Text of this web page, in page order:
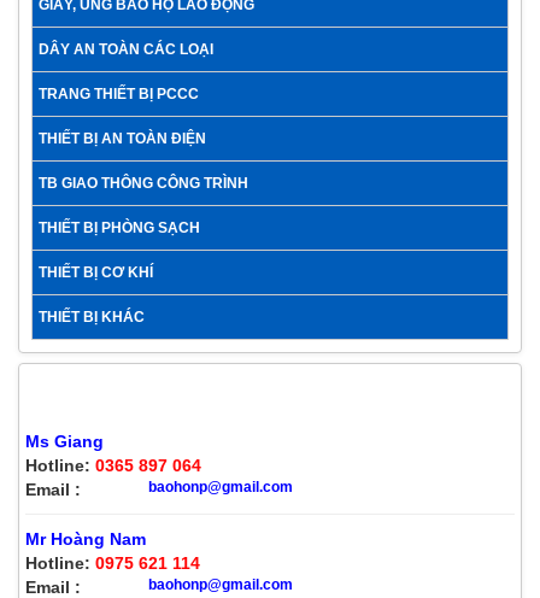
GIÀY, ỦNG BẢO HỘ LAO ĐỘNG
DÂY AN TOÀN CÁC LOẠI
TRANG THIẾT BỊ PCCC
THIẾT BỊ AN TOÀN ĐIỆN
TB GIAO THÔNG CÔNG TRÌNH
THIẾT BỊ PHÒNG SẠCH
THIẾT BỊ CƠ KHÍ
THIẾT BỊ KHÁC
Ms Giang
Hotline: 0365 897 064
Email :
baohonp@gmail.com
Mr Hoàng Nam
Hotline: 0975 621 114
Email :
baohonp@gmail.com